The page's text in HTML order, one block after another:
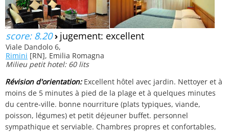
score: 8.20› jugement: excellent
Viale Dandolo 6,
Rimini [RN], Emilia Romagna
Milieu petit hotel: 60 lits
Révision d'orientation:Excellent hôtel avec jardin. Nettoyer et à
moins de 5 minutes à pied de la plage et à quelques minutes
du centre-ville. bonne nourriture (plats typiques, viande,
poisson, légumes) et petit déjeuner buffet. personnel
sympathique et serviable. Chambres propres et confortables,